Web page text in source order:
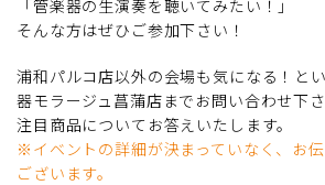
「管楽器の生演奏を聴いてみたい！」
そんな方はぜひご参加下さい！
浦和パルコ店以外の会場も気になる！と
器モラージュ菖蒲店までお問い合わせ下
注目商品についてお答えいたします。
※イベントの詳細が決まっていなく、お
ございます。